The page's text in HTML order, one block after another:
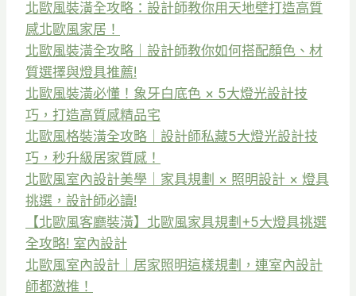
北歐風裝潢全攻略：設計師教你用天地壁打造高質
感北歐風家居！
北歐風裝潢全攻略｜設計師教你如何搭配顏色、材
質選擇與燈具推薦!
北歐風裝潢必懂！象牙白底色 × 5大燈光設計技
巧，打造高質感精品宅
北歐風格裝潢全攻略｜設計師私藏5大燈光設計技
巧，秒升級居家質感！
北歐風室內設計美學｜家具規劃 × 照明設計 × 燈具
挑選，設計師必讀!
【北歐風客廳裝潢】北歐風家具規劃+5大燈具挑選
全攻略! 室內設計
北歐風室內設計｜居家照明這樣規劃，連室內設計
師都激推！